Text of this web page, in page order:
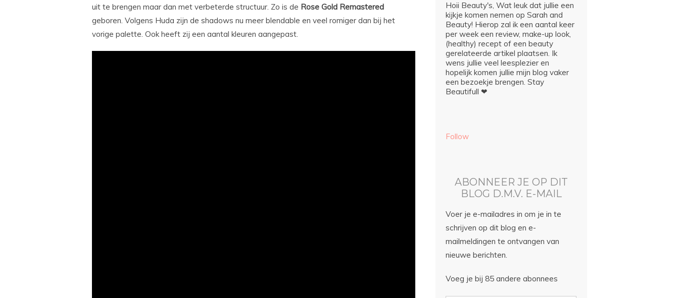
uit te brengen maar dan met verbeterde structuur. Zo is de Rose Gold Remastered
geboren. Volgens Huda zijn de shadows nu meer blendable en veel romiger dan bij het
vorige palette. Ook heeft zij een aantal kleuren aangepast.
Hoii Beauty's, Wat leuk dat jullie een
kijkje komen nemen op Sarah and
Beauty! Hierop zal ik een aantal keer
per week een review, make-up look,
(healthy) recept of een beauty
gerelateerde artikel plaatsen. Ik
wens jullie veel leesplezier en
hopelijk komen jullie mijn blog vaker
een bezoekje brengen. Stay
Beautifull ❤
Follow
ABONNEER JE OP DIT
BLOG D.M.V. E-MAIL
Voer je e-mailadres in om je in te
schrijven op dit blog en e-
mailmeldingen te ontvangen van
nieuwe berichten.
Voeg je bij 85 andere abonnees